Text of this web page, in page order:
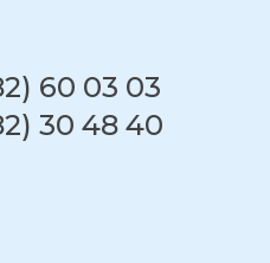
60 03 03
30 48 40